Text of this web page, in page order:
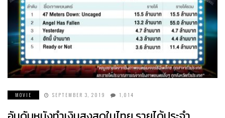
MOVIE SEPTEMBER 3, 2019 1,014